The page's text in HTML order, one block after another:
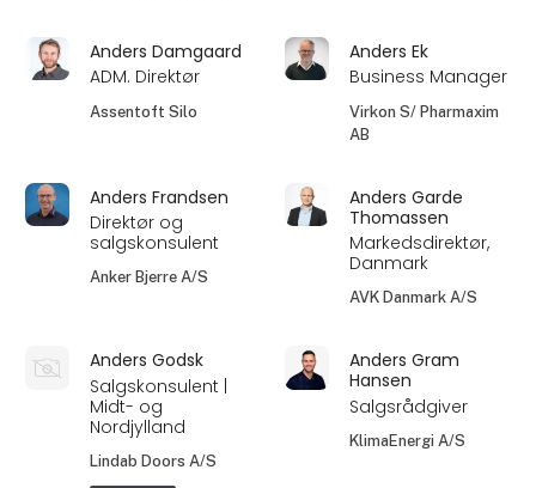
Anders Damgaard
ADM. Direktør
Assentoft Silo
Anders Ek
Business Manager
Virkon S/ Pharmaxim
AB
Anders Frandsen
Direktør og
salgskonsulent
Anker Bjerre A/S
Anders Garde
Thomassen
Markedsdirektør,
Danmark
AVK Danmark A/S
Anders Godsk
Salgskonsulent |
Midt- og
Nordjylland
Lindab Doors A/S
Anders Gram
Hansen
Salgsrådgiver
KlimaEnergi A/S